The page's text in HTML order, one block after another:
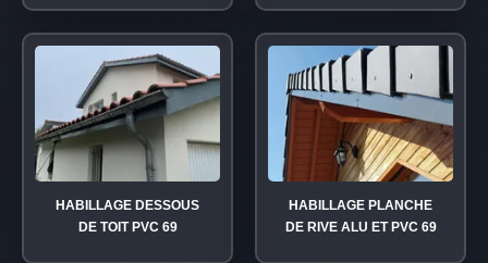
HABILLAGE DESSOUS
DE TOIT PVC 69
HABILLAGE PLANCHE
DE RIVE ALU ET PVC 69